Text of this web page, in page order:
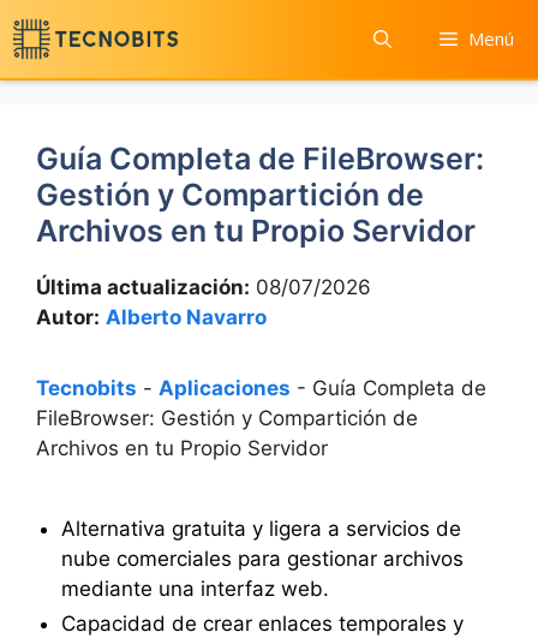
Saltar
al
contenido
Menú
Guía Completa de FileBrowser:
Gestión y Compartición de
Archivos en tu Propio Servidor
Última actualización: 08/07/2026
Autor: Alberto Navarro
Tecnobits - Aplicaciones - Guía Completa de
FileBrowser: Gestión y Compartición de
Archivos en tu Propio Servidor
Alternativa gratuita y ligera a servicios de
nube comerciales para gestionar archivos
mediante una interfaz web.
Capacidad de crear enlaces temporales y